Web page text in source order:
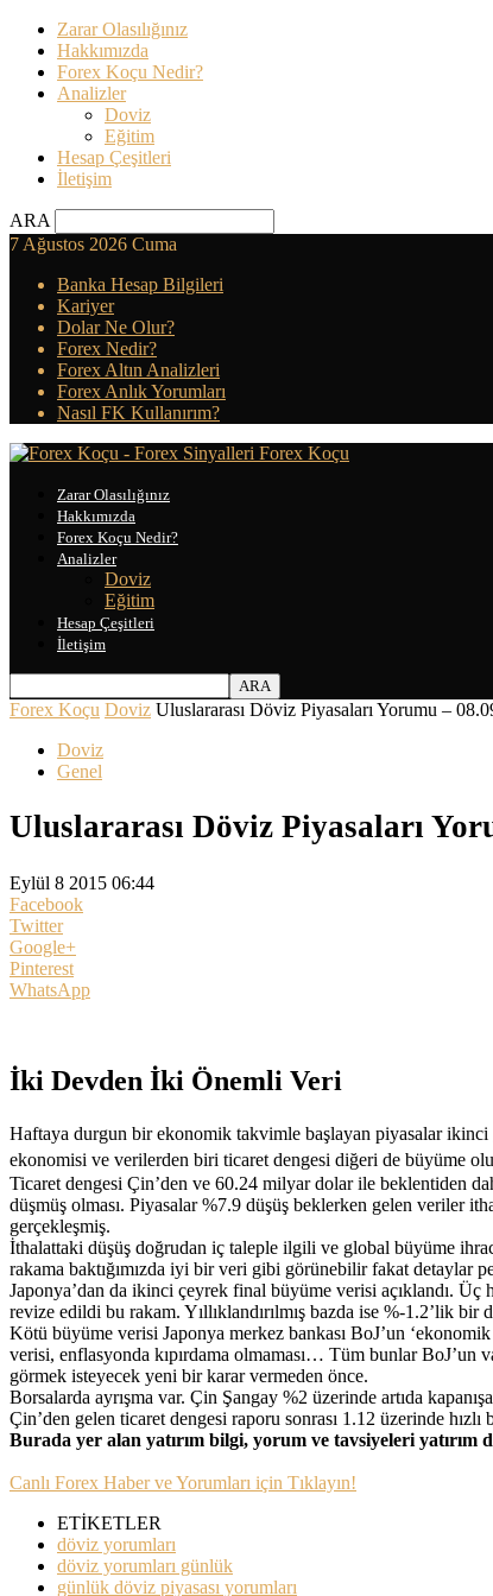
Zarar Olasılığınız
Hakkımızda
Forex Koçu Nedir?
Analizler
Doviz
Eğitim
Hesap Çeşitleri
İletişim
ARA
7 Ağustos 2026 Cuma
Banka Hesap Bilgileri
Kariyer
Dolar Ne Olur?
Forex Nedir?
Forex Altın Analizleri
Forex Anlık Yorumları
Nasıl FK Kullanırım?
Forex Koçu
Zarar Olasılığınız
Hakkımızda
Forex Koçu Nedir?
Analizler
Doviz
Eğitim
Hesap Çeşitleri
İletişim
Forex Koçu Doviz Uluslararası Döviz Piyasaları Yorumu –
Doviz
Genel
Uluslararası Döviz Piyasaları
Eylül 8 2015 06:44
Facebook
Twitter
Google+
Pinterest
WhatsApp
İki Devden İki Önemli Veri
Haftaya durgun bir ekonomik takvimle başlayan piyasalar ikinci
ekonomisi ve verilerden biri ticaret dengesi diğeri de büyüme
Ticaret dengesi Çin’den ve 60.24 milyar dolar ile beklentiden
düşmüş olması. Piyasalar %7.9 düşüş beklerken gelen veriler
gerçekleşmiş.
İthalattaki düşüş doğrudan iç taleple ilgili ve global büyüme
rakama baktığımızda iyi bir veri gibi görünebilir fakat detaylar
Japonya’dan da ikinci çeyrek final büyüme verisi açıklandı.
revize edildi bu rakam. Yıllıklandırılmış bazda ise %-1.2’lik
Kötü büyüme verisi Japonya merkez bankası BoJ’un
verisi, enflasyonda kıpırdama olmaması… Tüm bunlar BoJ’un
görmek isteyecek yeni bir karar vermeden önce.
Borsalarda ayrışma var. Çin Şangay %2 üzerinde artıda
Çin’den gelen ticaret dengesi raporu sonrası 1.12 üzerinde
Burada yer alan yatırım bilgi, yorum ve tavsiyeleri yatırım
Canlı Forex Haber ve Yorumları için Tıklayın!
ETİKETLER
döviz yorumları
döviz yorumları günlük
günlük döviz piyasası yorumları